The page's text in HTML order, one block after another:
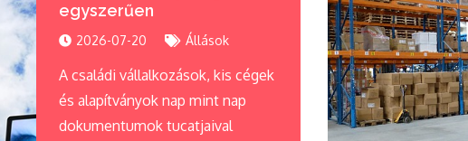
egyszerűen
2026-07-20 Állások
A családi vállalkozások, kis cégek
és alapítványok nap mint nap
dokumentumok tucatjaival